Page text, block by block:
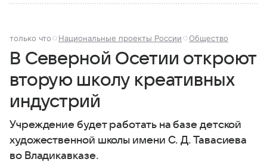
только что Национальные проекты России Общество
В Северной Осетии откроют
вторую школу креативных
индустрий
Учреждение будет работать на базе детской
художественной школы имени С. Д. Тавасиева
во Владикавказе.